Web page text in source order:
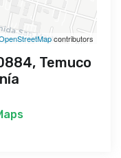
contributors
Temuco